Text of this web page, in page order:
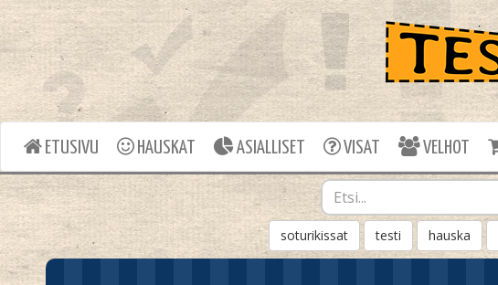
ETUSIVU HAUSKAT ASIALLISET VISAT VELHOT
soturikissat testi hauska